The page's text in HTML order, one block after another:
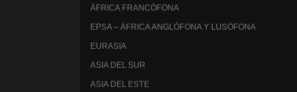
ÁFRICA FRANCÓFONA
EPSA – ÁFRICA ANGLÓFONA Y LUSÓFONA
EURASIA
ASIA DEL SUR
ASIA DEL ESTE